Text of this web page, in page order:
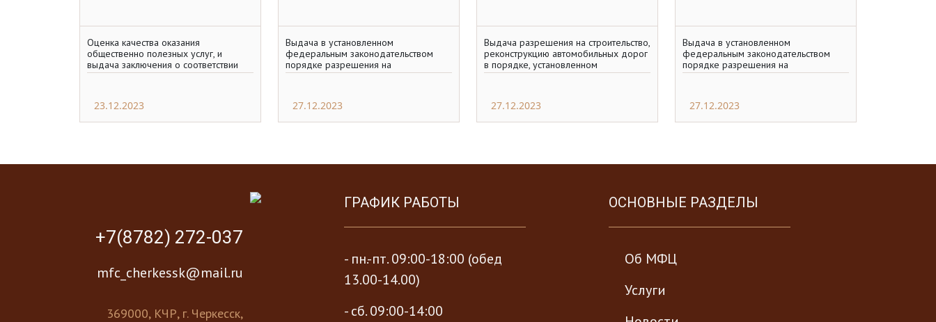
Оценка качества оказания
общественно полезных услуг, и
выдача заключения о соответствии
качества оказываемых социально
23.12.2023
Выдача в установленном
федеральным законодательством
порядке разрешения на
строительство для прокладки или
27.12.2023
Выдача разрешения на строительство,
реконструкцию автомобильных дорог
в порядке, установленном
Градостроительным кодексом
27.12.2023
Выдача в установленном
федеральным законодательством
порядке разрешения на
строительство, реконструкцию
27.12.2023
+7(8782) 272-037
mfc_cherkessk@mail.ru
369000, КЧР, г. Черкесск,
ГРАФИК РАБОТЫ
- пн.-пт. 09:00-18:00 (обед
13.00-14.00)
- сб. 09:00-14:00
ОСНОВНЫЕ РАЗДЕЛЫ
Об МФЦ
Услуги